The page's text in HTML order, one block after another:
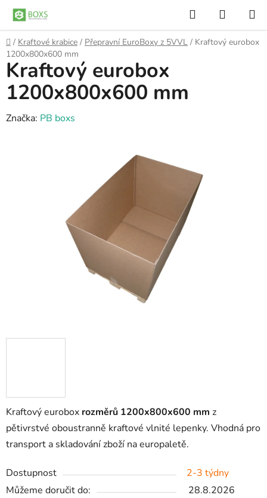
Přejít
obsah
Hledat
KOŠÍK
Domů
/ Kraftové krabice / Přepravní EuroBoxy z 5VVL / Kraftový eurobox
1200x800x600 mm
Kraftový eurobox rozměrů 1200x800x600 mm z
pětivrstvé oboustranně kraftové vlnité lepenky. Vhodná pro
transport a skladování zboží na europaletě.
Dostupnost
2-3 týdny
Můžeme doručit do:
28.8.2026
Kraftový eurobox
1200x800x600 mm
Značka: PB boxs